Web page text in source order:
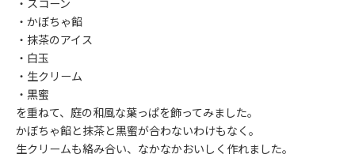
・スコーン
・かぼちゃ餡
・抹茶のアイス
・白玉
・生クリーム
・黒蜜
を重ねて、庭の和風な葉っぱを飾ってみました。
かぼちゃ餡と抹茶と黒蜜が合わないわけもなく。
生クリームも絡み合い、なかなかおいしく作れました。